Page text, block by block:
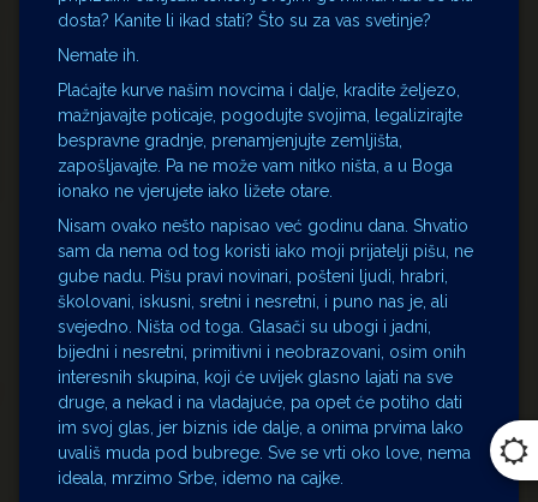
dosta? Kanite li ikad stati? Što su za vas svetinje?
Nemate ih.
Plaćajte kurve našim novcima i dalje, kradite željezo,
mažnjavajte poticaje, pogodujte svojima, legalizirajte
bespravne gradnje, prenamjenjujte zemljišta,
zapošljavajte. Pa ne može vam nitko ništa, a u Boga
ionako ne vjerujete iako ližete otare.
Nisam ovako nešto napisao već godinu dana. Shvatio
sam da nema od tog koristi iako moji prijatelji pišu, ne
gube nadu. Pišu pravi novinari, pošteni ljudi, hrabri,
školovani, iskusni, sretni i nesretni, i puno nas je, ali
svejedno. Ništa od toga. Glasači su ubogi i jadni,
bijedni i nesretni, primitivni i neobrazovani, osim onih
interesnih skupina, koji će uvijek glasno lajati na sve
druge, a nekad i na vladajuće, pa opet će potiho dati
im svoj glas, jer biznis ide dalje, a onima prvima lako
uvališ muda pod bubrege. Sve se vrti oko love, nema
ideala, mrzimo Srbe, idemo na cajke.